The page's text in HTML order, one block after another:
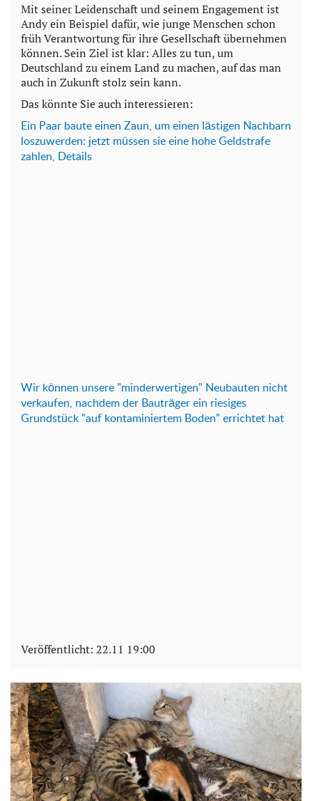
Mit seiner Leidenschaft und seinem Engagement ist
Andy ein Beispiel dafür, wie junge Menschen schon
früh Verantwortung für ihre Gesellschaft übernehmen
können. Sein Ziel ist klar: Alles zu tun, um
Deutschland zu einem Land zu machen, auf das man
auch in Zukunft stolz sein kann.
Das könnte Sie auch interessieren:
Ein Paar baute einen Zaun, um einen lästigen Nachbarn
loszuwerden: jetzt müssen sie eine hohe Geldstrafe
zahlen, Details
Wir können unsere "minderwertigen" Neubauten nicht
verkaufen, nachdem der Bauträger ein riesiges
Grundstück "auf kontaminiertem Boden" errichtet hat
Veröffentlicht: 22.11 19:00